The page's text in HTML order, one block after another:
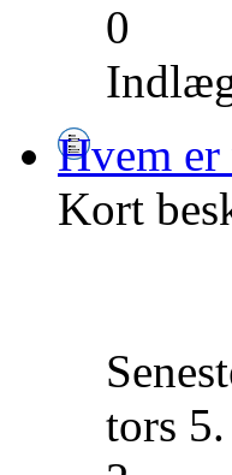
0
Hvem er
Kort
tors